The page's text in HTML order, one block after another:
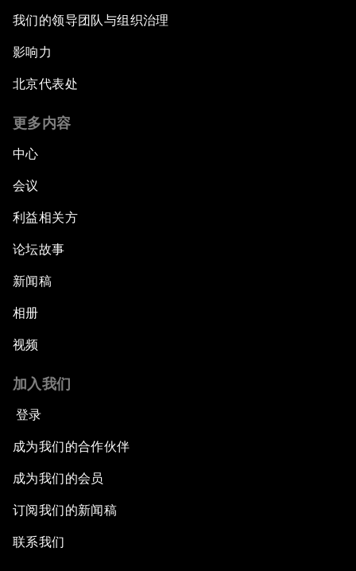
我们的领导团队与组织治理
影响力
北京代表处
更多内容
中心
会议
利益相关方
论坛故事
新闻稿
相册
视频
加入我们
登录
成为我们的合作伙伴
成为我们的会员
订阅我们的新闻稿
联系我们